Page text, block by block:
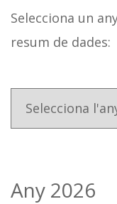
Selecciona un
resum de dades:
Any 2026